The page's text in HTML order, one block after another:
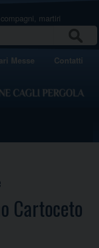
martiri
Messe Contatti
Cartoceto